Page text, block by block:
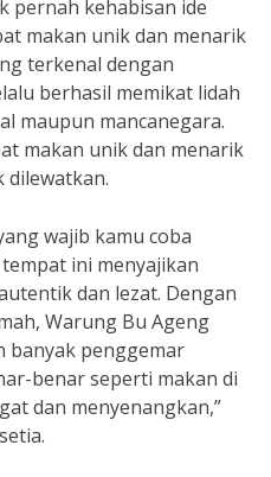
pernah kehabisan ide
makan unik dan menarik
terkenal dengan
berhasil memikat lidah
maupun mancanegara.
makan unik dan menarik
dilewatkan.
wajib kamu coba
ini menyajikan
dan lezat. Dengan
Warung Bu Ageng
banyak penggemar
benar seperti makan di
dan menyenangkan,”